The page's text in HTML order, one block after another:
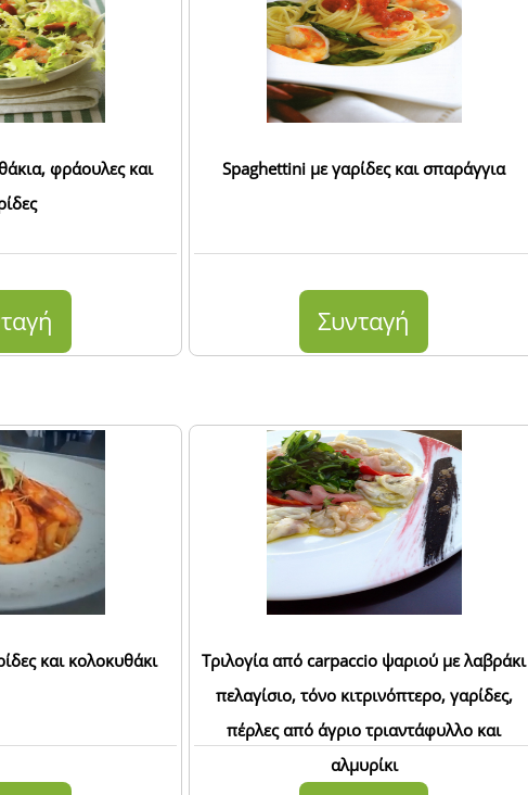
φράουλες και
Spaghettini με γαρίδες και σπαράγγια
Συνταγή
και κολοκυθάκι
Τριλογία από carpaccio ψαριού με λαβράκι
πελαγίσιο, τόνο κιτρινόπτερο, γαρίδες,
πέρλες από άγριο τριαντάφυλλο και
αλμυρίκι